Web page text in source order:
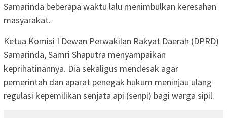
Samarinda beberapa waktu lalu menimbulkan keresahan
masyarakat.
Ketua Komisi I Dewan Perwakilan Rakyat Daerah (DPRD)
Samarinda, Samri Shaputra menyampaikan
keprihatinannya. Dia sekaligus mendesak agar
pemerintah dan aparat penegak hukum meninjau ulang
regulasi kepemilikan senjata api (senpi) bagi warga sipil.